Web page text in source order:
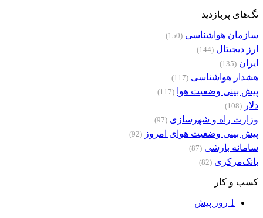
تگ‌های پربازدید
سازمان هواشناسی (150)
ارز دیجیتال (144)
ایران (135)
هشدار هواشناسی (117)
پیش بینی وضعیت هوا (117)
دلار (108)
وزارت راه و شهرسازی (97)
پیش بینی وضعیت هوای امروز (92)
سامانه بارشی (87)
بانک‌مرکزی (82)
کسب و کار
1 روز پیش